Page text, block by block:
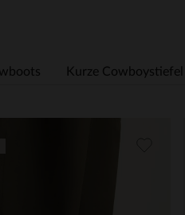
Kurze Cowboystiefel